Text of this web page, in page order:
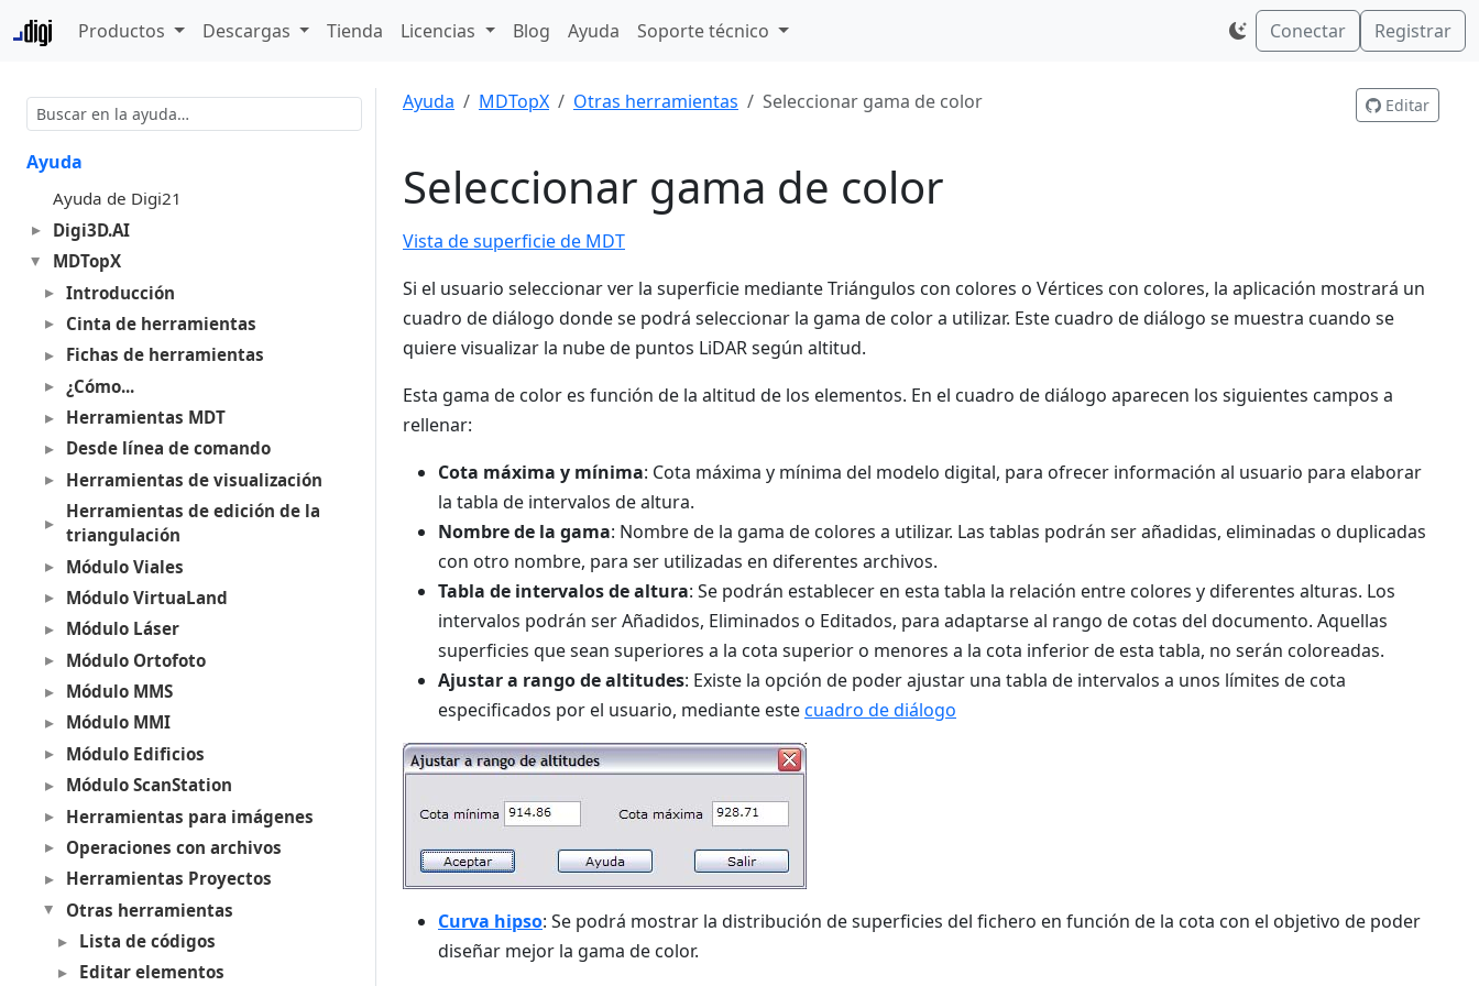
Productos Descargas Tienda Licencias Blog Ayuda Soporte técnico Conectar Registrar
Ayuda
Ayuda de Digi21
Digi3D.AI
MDTopX
Introducción
Cinta de herramientas
Fichas de herramientas
¿Cómo...
Herramientas MDT
Desde línea de comando
Herramientas de visualización
Herramientas de edición de la
triangulación
Módulo Viales
Módulo VirtuaLand
Módulo Láser
Módulo Ortofoto
Módulo MMS
Módulo MMI
Módulo Edificios
Módulo ScanStation
Herramientas para imágenes
Operaciones con archivos
Herramientas Proyectos
Otras herramientas
Lista de códigos
Editar elementos
Ayuda MDTopX Otras herramientas Seleccionar gama de color Editar
Seleccionar gama de color
Vista de superficie de MDT
Si el usuario seleccionar ver la superficie mediante Triángulos con colores o Vértices con colores, la aplicación mostrará un
cuadro de diálogo donde se podrá seleccionar la gama de color a utilizar. Este cuadro de diálogo se muestra cuando se
quiere visualizar la nube de puntos LiDAR según altitud.
Esta gama de color es función de la altitud de los elementos. En el cuadro de diálogo aparecen los siguientes campos a
rellenar:
Cota máxima y mínima: Cota máxima y mínima del modelo digital, para ofrecer información al usuario para elaborar
la tabla de intervalos de altura.
Nombre de la gama: Nombre de la gama de colores a utilizar. Las tablas podrán ser añadidas, eliminadas o duplicadas
con otro nombre, para ser utilizadas en diferentes archivos.
Tabla de intervalos de altura: Se podrán establecer en esta tabla la relación entre colores y diferentes alturas. Los
intervalos podrán ser Añadidos, Eliminados o Editados, para adaptarse al rango de cotas del documento. Aquellas
superficies que sean superiores a la cota superior o menores a la cota inferior de esta tabla, no serán coloreadas.
Ajustar a rango de altitudes: Existe la opción de poder ajustar una tabla de intervalos a unos límites de cota
especificados por el usuario, mediante estecuadro de diálogo
Curva hipso: Se podrá mostrar la distribución de superficies del fichero en función de la cota con el objetivo de poder
diseñar mejor la gama de color.